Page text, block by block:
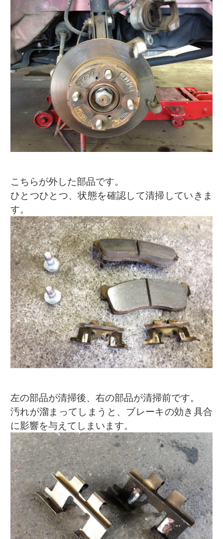
こちらが外した部品です。
ひとつひとつ、状態を確認して清掃していきま
す。
左の部品が清掃後、右の部品が清掃前です。
汚れが溜まってしまうと、ブレーキの効き具合
に影響を与えてしまいます。